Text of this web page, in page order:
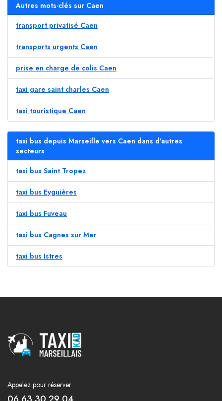
Autres mots-clés sur Caen
transport privatisé Caen
transports urgents Caen
prise en charge de colis Caen
taxi gare saint charles Caen
taxi touristique Caen
taxi bus depuis Marseille vers Caen dans d'autres
secteurs
taxi bus Saint Tropez
taxi bus Eyguières
taxi bus Fuveau
taxi bus Cagnes sur Mer
taxi bus Istres
Appelez pour réserver